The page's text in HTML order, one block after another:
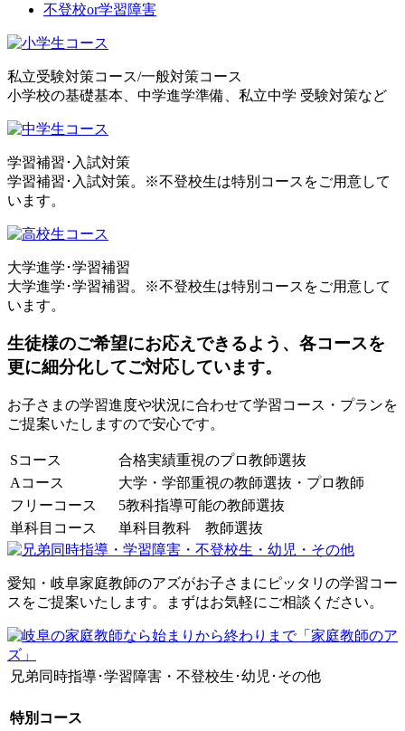
不登校or学習障害
私立受験対策コース/一般対策コース
小学校の基礎基本、中学進学準備、私立中学 受験対策など
学習補習･入試対策
学習補習･入試対策。※不登校生は特別コースをご用意して
います。
大学進学･学習補習
大学進学･学習補習。※不登校生は特別コースをご用意して
います。
生徒様のご希望にお応えできるよう、各コースを
更に細分化してご対応しています。
お子さまの学習進度や状況に合わせて学習コース・プランを
ご提案いたしますので安心です。
Sコース
合格実績重視のプロ教師選抜
Aコース
大学・学部重視の教師選抜・プロ教師
フリーコース
5教科指導可能の教師選抜
単科目コース
単科目教科 教師選抜
愛知・岐阜家庭教師のアズがお子さまにピッタリの学習コー
スをご提案いたします。まずはお気軽にご相談ください。
兄弟同時指導･学習障害・不登校生･幼児･その他
特別コース